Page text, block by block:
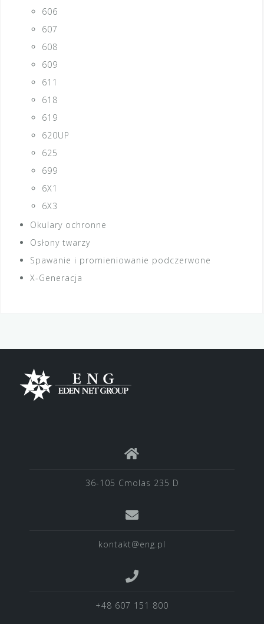
606
607
608
609
611
618
619
620UP
625
699
6X1
6X3
Okulary ochronne
Osłony twarzy
Spawanie i promieniowanie podczerwone
X-Generacja
36-105 Cmolas 235 D
kontakt@eng.pl
+48 607 151 800